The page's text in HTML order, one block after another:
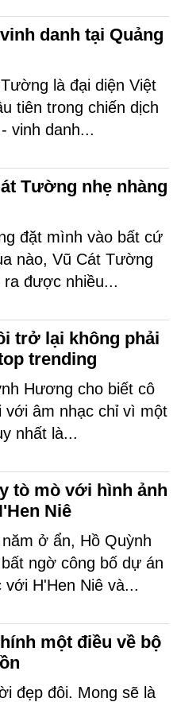
danh tại Quảng
là đại diện Việt
tiên trong chiến dịch
vinh danh...
Tường nhẹ nhàng
đặt mình vào bất cứ
nào, Vũ Cát Tường
ra được nhiều...
trở lại không phải
trending
Hương cho biết cô
với âm nhạc chỉ vì một
nhất là...
tò mò với hình ảnh
Niê
ở ẩn, Hồ Quỳnh
ngờ công bố dự án
với H'Hen Niê và...
một điều về bộ
đẹp đôi. Mong sẽ là